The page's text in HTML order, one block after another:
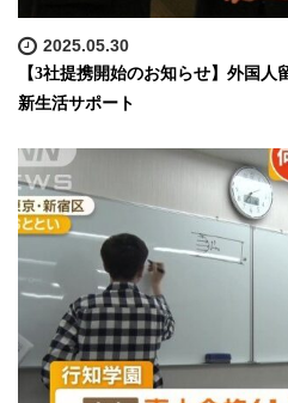
2025.05.30
【3社提携開始のお知らせ】外国
新生活サポート